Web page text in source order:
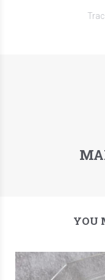
YOU